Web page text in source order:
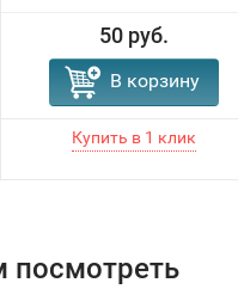
50 руб.
В корзину
посмотреть